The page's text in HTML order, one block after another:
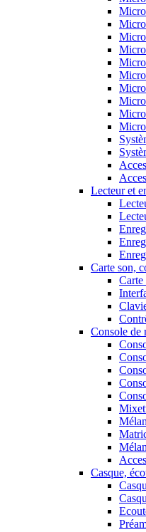
Micro
Lecteur et
Carte son,
Console de
Casque,